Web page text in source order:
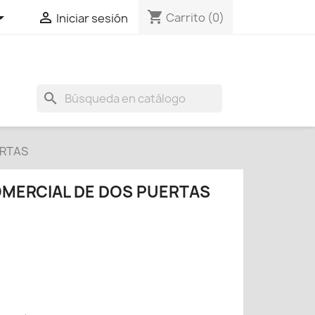
 Iniciar sesión shopping_cart Carrito (0)
search
DE DOS PUERTAS